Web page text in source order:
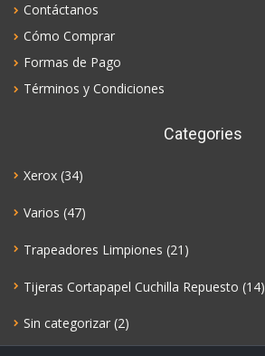
Contáctanos
Cómo Comprar
Formas de Pago
Términos y Condiciones
Categories
Xerox (34)
Varios (47)
Trapeadores Limpiones (21)
Tijeras Cortapapel Cuchilla Repuesto (14)
Sin categorizar (2)